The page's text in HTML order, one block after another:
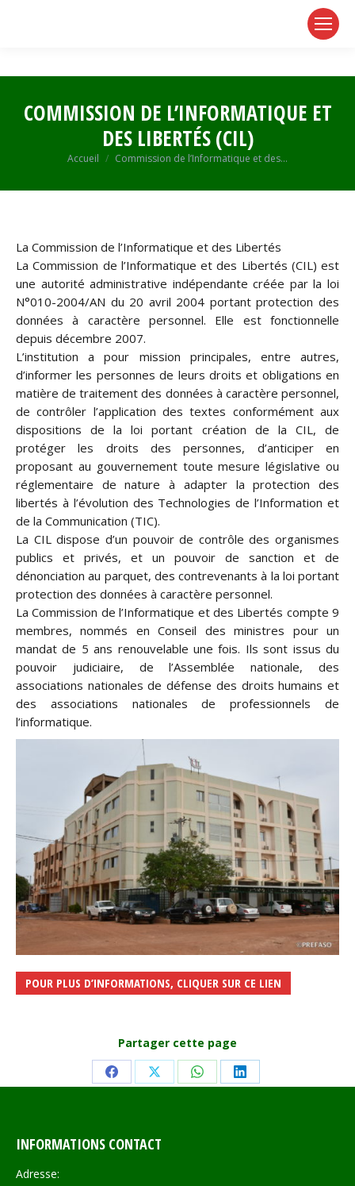
COMMISSION DE L’INFORMATIQUE ET
DES LIBERTÉS (CIL)
Vous êtes ici :
Accueil Commission de l’Informatique et des…
La Commission de l’Informatique et des Libertés
La Commission de l’Informatique et des Libertés (CIL) est
une autorité administrative indépendante créée par la loi
N°010-2004/AN du 20 avril 2004 portant protection des
données à caractère personnel. Elle est fonctionnelle
depuis décembre 2007.
L’institution a pour mission principales, entre autres,
d’informer les personnes de leurs droits et obligations en
matière de traitement des données à caractère personnel,
de contrôler l’application des textes conformément aux
dispositions de la loi portant création de la CIL, de
protéger les droits des personnes, d’anticiper en
proposant au gouvernement toute mesure législative ou
réglementaire de nature à adapter la protection des
libertés à l’évolution des Technologies de l’Information et
de la Communication (TIC).
La CIL dispose d’un pouvoir de contrôle des organismes
publics et privés, et un pouvoir de sanction et de
dénonciation au parquet, des contrevenants à la loi portant
protection des données à caractère personnel.
La Commission de l’Informatique et des Libertés compte 9
membres, nommés en Conseil des ministres pour un
mandat de 5 ans renouvelable une fois. Ils sont issus du
pouvoir judiciaire, de l’Assemblée nationale, des
associations nationales de défense des droits humains et
des associations nationales de professionnels de
l’informatique.
POUR PLUS D’INFORMATIONS, CLIQUER SUR CE LIEN
Partager cette page
Share Share Share Share
INFORMATIONS CONTACT
Adresse: